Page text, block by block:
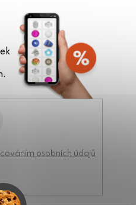
osobních údajů